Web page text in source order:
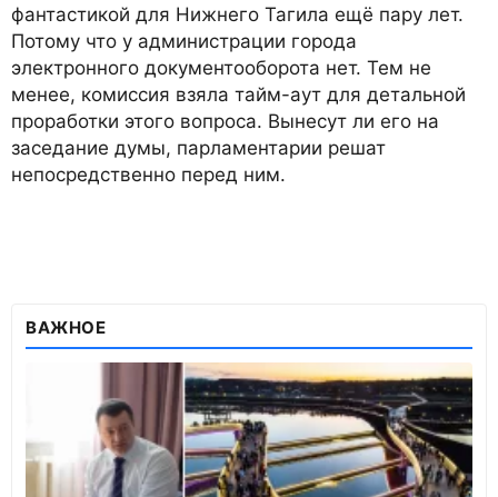
фантастикой для Нижнего Тагила ещё пару лет.
Потому что у администрации города
электронного документооборота нет. Тем не
менее, комиссия взяла тайм-аут для детальной
проработки этого вопроса. Вынесут ли его на
заседание думы, парламентарии решат
непосредственно перед ним.
ВАЖНОЕ